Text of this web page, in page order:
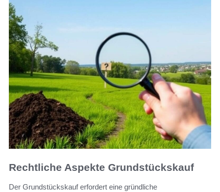
Rechtliche Aspekte Grundstückskauf
Der Grundstückskauf erfordert eine gründliche